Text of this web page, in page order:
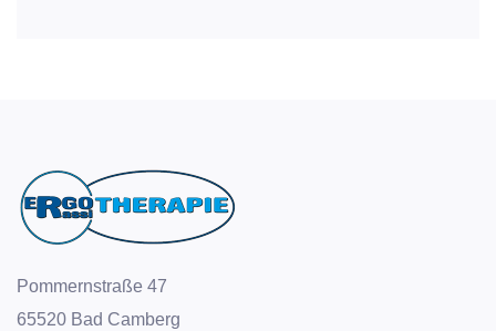
Pommernstraße 47
65520 Bad Camberg